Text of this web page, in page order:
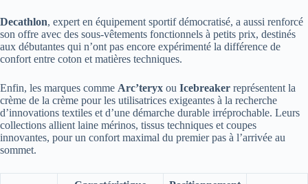
Decathlon, expert en équipement sportif démocratisé, a aussi renforcé
son offre avec des sous-vêtements fonctionnels à petits prix, destinés
aux débutantes qui n’ont pas encore expérimenté la différence de
confort entre coton et matières techniques.
Enfin, les marques comme Arc’teryx ou Icebreaker représentent la
crème de la crème pour les utilisatrices exigeantes à la recherche
d’innovations textiles et d’une démarche durable irréprochable. Leurs
collections allient laine mérinos, tissus techniques et coupes
innovantes, pour un confort maximal du premier pas à l’arrivée au
sommet.